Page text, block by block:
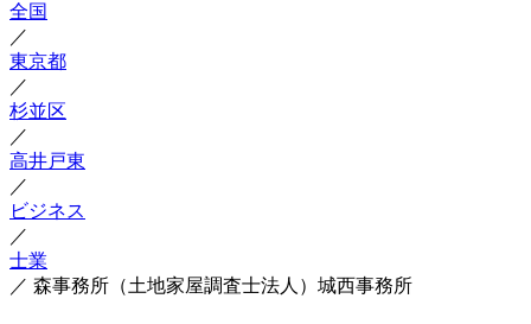
全国
／
東京都
／
杉並区
／
高井戸東
／
ビジネス
／
士業
／ 森事務所（土地家屋調査士法人）城西事務所